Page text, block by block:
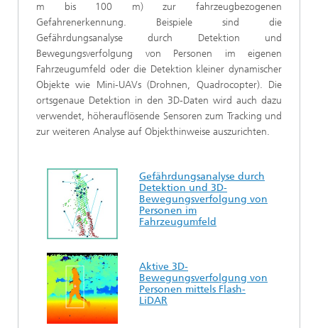
m bis 100 m) zur fahrzeugbezogenen
Gefahrenerkennung. Beispiele sind die
Gefährdungsanalyse durch Detektion und
Bewegungsverfolgung von Personen im eigenen
Fahrzeugumfeld oder die Detektion kleiner dynamischer
Objekte wie Mini-UAVs (Drohnen, Quadrocopter). Die
ortsgenaue Detektion in den 3D-Daten wird auch dazu
verwendet, höherauflösende Sensoren zum Tracking und
zur weiteren Analyse auf Objekthinweise auszurichten.
Gefährdungsanalyse durch
Detektion und 3D-
Bewegungsverfolgung von
Personen im
Fahrzeugumfeld
Aktive 3D-
Bewegungsverfolgung von
Personen mittels Flash-
LiDAR